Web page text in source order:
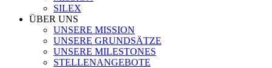
SILEX
ÜBER UNS
UNSERE MISSION
UNSERE GRUNDSÄTZE
UNSERE MILESTONES
STELLENANGEBOTE